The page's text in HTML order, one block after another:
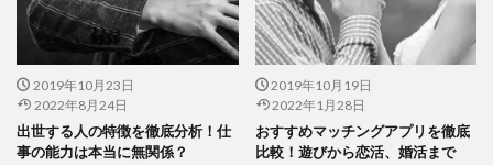
2019年10月23日
2022年8月24日
出世する人の特徴を徹底分析！仕
事の能力は本当に無関係？
2019年10月19日
2022年1月28日
おすすめマッチングアプリを徹底
比較！遊びから恋活、婚活まで